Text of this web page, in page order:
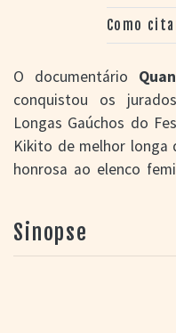
Como
O documentário
conquistou os
Longas Gaúchos do
Kikito de melhor longa
honrosa ao elenco
foi escolhido o melhor
Fundamental Sérgio
expectativas sobre um
as suas vidas. A
Sinopse